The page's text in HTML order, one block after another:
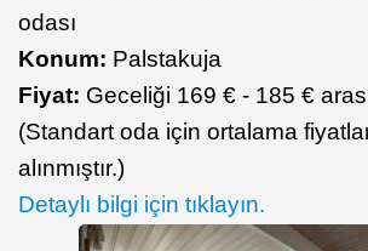
odası
Konum: Palstakuja
Fiyat: Geceliği 169 € - 185 €
(Standart oda için ortalama
alınmıştır.)
Detaylı bilgi için tıklayın.